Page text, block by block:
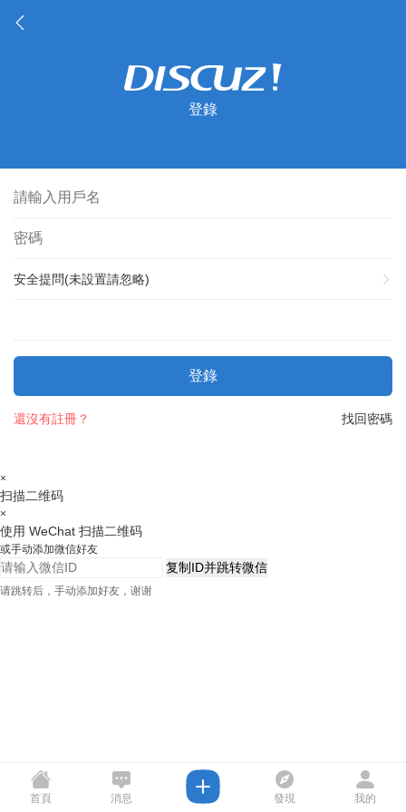
登錄
安全提問(未設置請忽略)
登錄
找回密碼
還沒有註冊？
×
扫描二维码
×
使用 WeChat 扫描二维码
或手动添加微信好友
复制ID并跳转微信
请跳转后，手动添加好友，谢谢
首頁 消息 發現 我的